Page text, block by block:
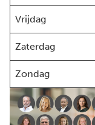
Vrijdag
Zaterdag
Zondag